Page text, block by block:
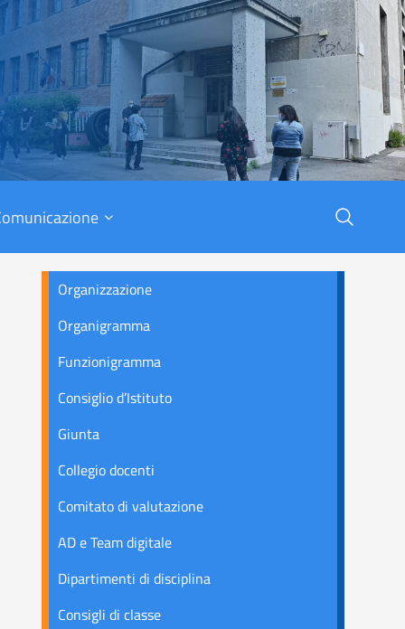
X
Organizzazione
Organigramma
Funzionigramma
Consiglio d’Istituto
Giunta
Collegio docenti
Comitato di valutazione
AD e Team digitale
Dipartimenti di disciplina
Consigli di classe